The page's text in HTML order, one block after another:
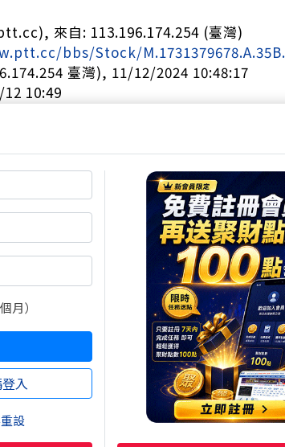
來自: 113.196.174.254 (臺灣)
bbs/Stock/
臺灣), 11/12/2024 10:48:17
10:49
利高點時候賣出!!感恩! 11/12 10:50
10:51
利多新聞發出來了才下單嗎？ 11/12
就再被騙100次吧 11/12 10:53
大量 11/12 10:55
11/12 10:56
12 10:59
知道匯損有多少 11/12 10:59
12 11:00
了，今天看大家賺錢。 11/12 11:00
這樣 自己恥骨也雙增跌成狗... 暈 11/12
自來 11/12 11:04
就噴完了 下次請早 11/12 11:09
暈 11/12 11:13
然噴成這樣啦 11/12 11:15
掉到50以下 11/12 11:17
12 11:18
月）
入
設